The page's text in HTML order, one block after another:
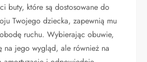
buty, które są dostosowane do
Twojego dziecka, zapewnią mu
ruchu. Wybierając obuwie,
na jego wygląd, ale również na